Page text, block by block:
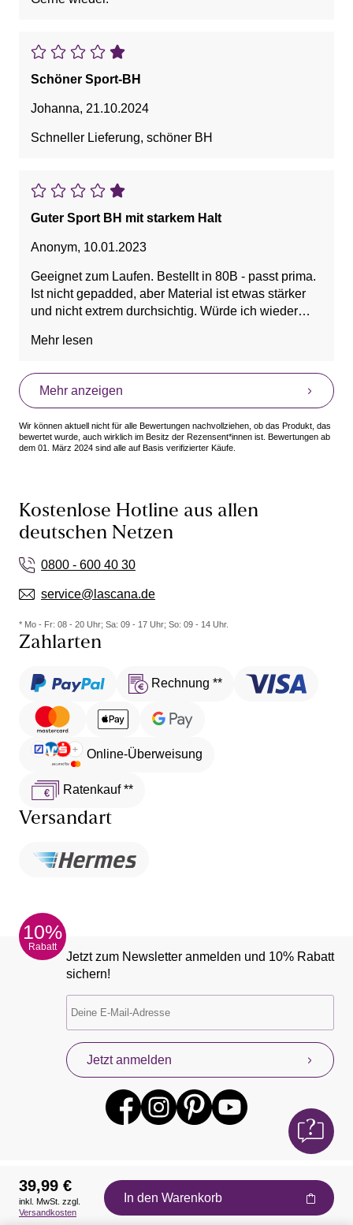
Schöner Sport-BH
Johanna, 21.10.2024
Schneller Lieferung, schöner BH
Guter Sport BH mit starkem Halt
Anonym, 10.01.2023
Geeignet zum Laufen. Bestellt in 80B - passt prima.
Ist nicht gepadded, aber Material ist etwas stärker
und nicht extrem durchsichtig. Würde ich wieder
Mehr lesen
Mehr anzeigen
Wir können aktuell nicht für alle Bewertungen nachvollziehen, ob das Produkt, das
bewertet wurde, auch wirklich im Besitz der Rezensent*innen ist. Bewertungen ab
dem 01. März 2024 sind alle auf Basis verifizierter Käufe.
Kostenlose Hotline aus allen
deutschen Netzen
0800 - 600 40 30
service@lascana.de
* Mo - Fr: 08 - 20 Uhr; Sa: 09 - 17 Uhr; So: 09 - 14 Uhr.
Zahlarten
Rechnung **
Online-Überweisung
Ratenkauf **
Versandart
10%
Rabatt
Jetzt zum Newsletter anmelden und 10% Rabatt
sichern!
Jetzt anmelden
Auszeichnungen
39,99 €
inkl. MwSt. zzgl.
Versandkosten
In den Warenkorb